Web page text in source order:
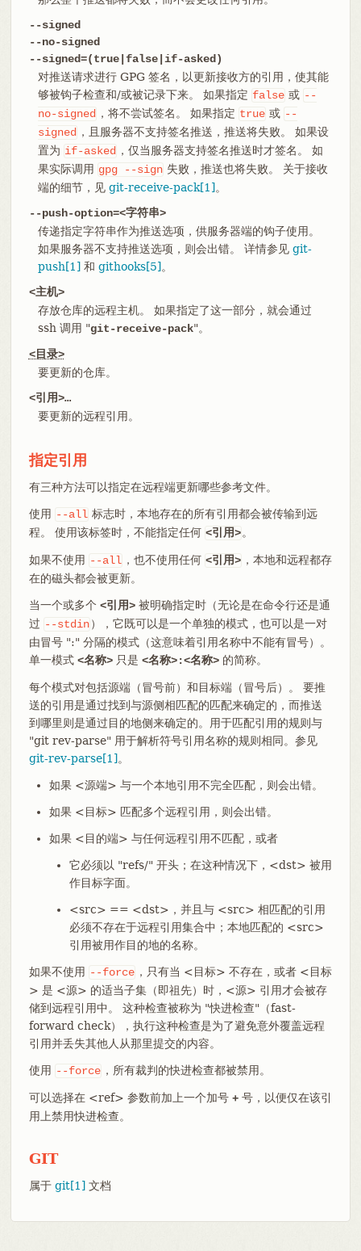
--signed
--no-signed
--signed=(true|false|if-asked)
对推送请求进行 GPG 签名，以更新接收方的引用，使其能
够被钩子检查和/或被记录下来。 如果指定 false 或 --
no-signed ，将不尝试签名。 如果指定 true 或 --
signed ，且服务器不支持签名推送，推送将失败。 如果设
置为 if-asked ，仅当服务器支持签名推送时才签名。 如
果实际调用 gpg --sign 失败，推送也将失败。 关于接收
端的细节，见 git-receive-pack[1] 。
--push-option=<字符串>
传递指定字符串作为推送选项，供服务器端的钩子使用。
如果服务器不支持推送选项，则会出错。 详情参见 git-
push[1] 和 githooks[5] 。
<主机>
存放仓库的远程主机。 如果指定了这一部分，就会通过
ssh 调用 "git-receive-pack"。
<目录>
要更新的仓库。
<引用>…​
要更新的远程引用。
指定引用
有三种方法可以指定在远程端更新哪些参考文件。
使用 --all 标志时，本地存在的所有引用都会被传输到远
程。 使用该标签时，不能指定任何 <引用> 。
如果不使用 --all ，也不使用任何 <引用> ，本地和远程都存
在的磁头都会被更新。
当一个或多个 <引用>被明确指定时（无论是在命令行还是通
过 --stdin ），它既可以是一个单独的模式，也可以是一对
由冒号 ":" 分隔的模式（这意味着引用名称中不能有冒号）。
单一模式 <名称>只是 <名称>:<名称>的简称。
每个模式对包括源端（冒号前）和目标端（冒号后）。 要推
送的引用是通过找到与源侧相匹配的匹配来确定的，而推送
到哪里则是通过目的地侧来确定的。用于匹配引用的规则与
"git rev-parse" 用于解析符号引用名称的规则相同。参见
git-rev-parse[1] 。
如果 <源端> 与一个本地引用不完全匹配，则会出错。
如果 <目标> 匹配多个远程引用，则会出错。
如果 <目的端> 与任何远程引用不匹配，或者
它必须以 "refs/" 开头；在这种情况下，<dst> 被用
作目标字面。
<src> == <dst>，并且与 <src> 相匹配的引用
必须不存在于远程引用集合中；本地匹配的 <src>
引用被用作目的地的名称。
如果不使用 --force ，只有当 <目标> 不存在，或者 <目标
> 是 <源> 的适当子集（即祖先）时，<源> 引用才会被存
储到远程引用中。 这种检查被称为 "快进检查"（fast-
forward check），执行这种检查是为了避免意外覆盖远程
引用并丢失其他人从那里提交的内容。
使用 --force ，所有裁判的快进检查都被禁用。
可以选择在 <ref> 参数前加上一个加号 +号，以便仅在该引
用上禁用快进检查。
GIT
属于 git[1] 文档